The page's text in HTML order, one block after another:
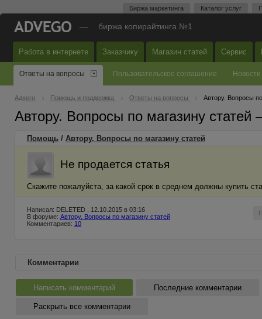
Биржа маркетинга Каталог услуг
— биржа копирайтинга №1
Работа в интернете Заказчику Магазин статей Сервис
Ответы на вопросы Пользовательское соглашение Новости
Адвего Помощь и поддержка Ответы на вопросы Автору. Вопросы
Автору. Вопросы по магазину
Помощь / Автору. Вопросы по магазину статей
Не продается статья
Скажите пожалуйста, за какой срок в среднем должны купить
Написал: DELETED , 12.10.2015 в 03:16
В форуме: Автору. Вопросы по магазину статей
Комментариев: 10
Комментарии
Написать комментарий Последние комментарии
Раскрыть все комментарии